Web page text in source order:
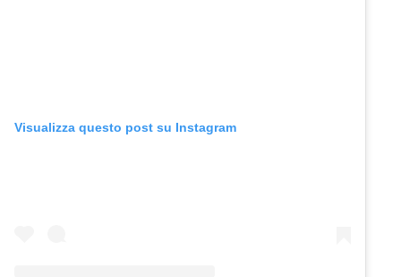
Visualizza questo post su Instagram